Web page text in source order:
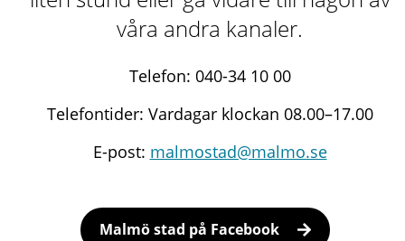
våra andra kanaler.
Telefon: 040-34 10 00
Telefontider: Vardagar klockan 08.00–17.00
E-post: malmostad@malmo.se
Malmö stad på Facebook